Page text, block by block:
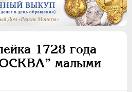
1728 года
малыми